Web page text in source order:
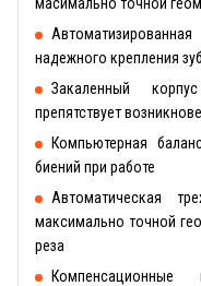
надежного крепления
Закаленный
препятствует
Компьютерная
биений при работе
Автоматическая
максимально точной
реза
Компенсационные